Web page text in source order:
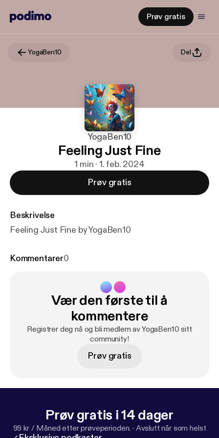
Prøv gratis
YogaBen10 Del
YogaBen10
Feeling Just Fine
1 min · 1. feb. 2024
Prøv gratis
Beskrivelse
Feeling Just Fine by YogaBen10
Kommentarer0
Vær den første til å
kommentere
Registrer deg nå og bli medlem av YogaBen10 sitt
community!
Prøv gratis
Prøv gratis i 14 dager
99 kr / Måned etter prøveperioden. · Avslutt når som helst